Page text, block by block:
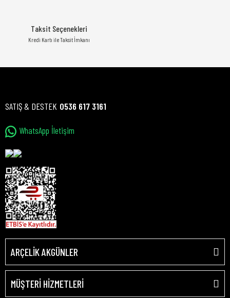
Taksit Seçenekleri
Kredi Kartı ile Taksit İmkanı
SATIŞ & DESTEK 0536 617 3161
WhatsApp İletişim
ARÇELİK AKGÜNLER
MÜŞTERİ HİZMETLERİ